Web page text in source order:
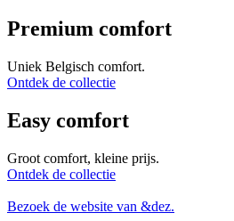
Premium comfort
Uniek Belgisch comfort.
Ontdek de collectie
Easy comfort
Groot comfort, kleine prijs.
Ontdek de collectie
Bezoek de website van &dez.